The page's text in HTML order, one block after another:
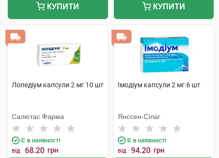
КУПИТИ КУПИТИ
Лопедіум капсули 2 мг 10 шт
Салютас Фарма
Є в наявності
від 68.20 грн
Імодіум капсули 2 мг 6 шт
Янссен-Сілаг
Є в наявності
від 94.20 грн